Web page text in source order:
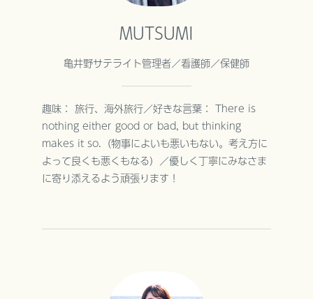
MUTSUMI
亀井野サテライト管理者／看護師／保健師
趣味： 旅行、海外旅行／好きな言葉： There is
nothing either good or bad, but thinking
makes it so.（物事によいも悪いもない。考え方に
よって良くも悪くもなる）／優しく丁寧にみなさま
に寄り添えるよう頑張ります！